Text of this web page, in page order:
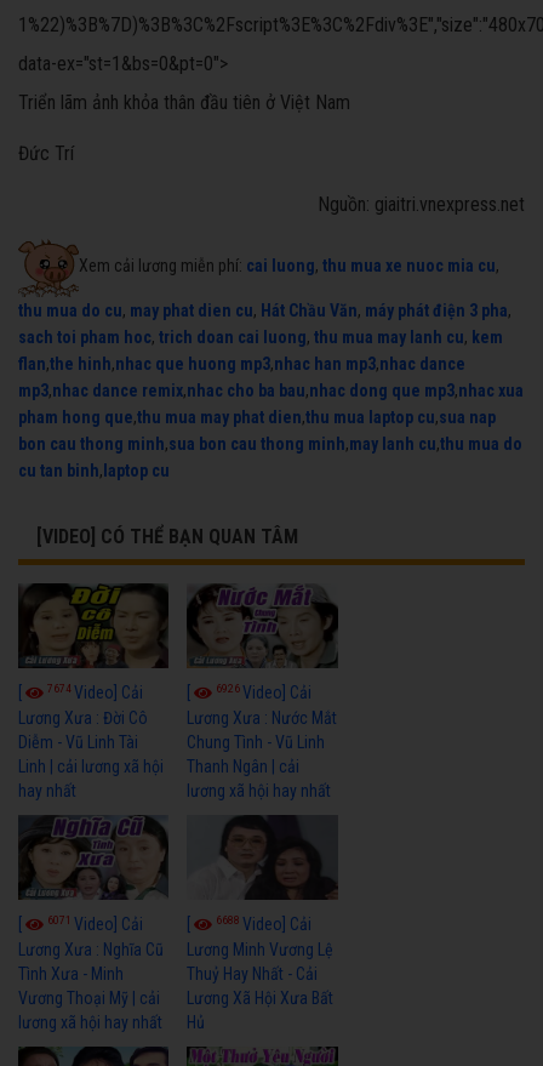
data-ex="st=1&bs=0&pt=0">
Triển lãm ảnh khỏa thân đầu tiên ở Việt Nam
Đức Trí
Nguồn: giaitri.vnexpress.net
Xem cải lương miễn phí: cai luong, thu mua xe nuoc mia cu,
thu mua do cu, may phat dien cu, Hát Chầu Văn, máy phát điện 3 pha,
sach toi pham hoc, trich doan cai luong, thu mua may lanh cu, kem
flan,the hinh,nhac que huong mp3,nhac han mp3,nhac dance
mp3,nhac dance remix,nhac cho ba bau,nhac dong que mp3,nhac xua
pham hong que,thu mua may phat dien,thu mua laptop cu,sua nap
bon cau thong minh,sua bon cau thong minh,may lanh cu,thu mua do
cu tan binh, laptop cu
[VIDEO] CÓ THỂ BẠN QUAN TÂM
7674Video] Cải
Lương Xưa : Đời Cô
Diễm - Vũ Linh Tài
Linh | cải lương xã hội
hay nhất
6926Video] Cải
Lương Xưa : Nước Mắt
Chung Tình - Vũ Linh
Thanh Ngân | cải
lương xã hội hay nhất
6071 Video] Cải
Lương Xưa : Nghĩa Cũ
Tình Xưa - Minh
Vương Thoại Mỹ | cải
lương xã hội hay nhất
6688Video] Cải
Lương Minh Vương Lệ
Thuỷ Hay Nhất - Cải
Lương Xã Hội Xưa Bất
Hủ